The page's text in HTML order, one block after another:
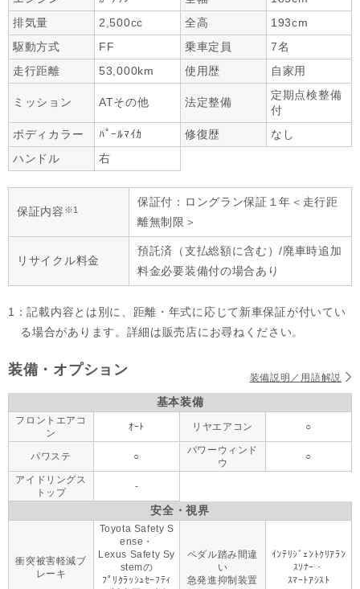
排気量
2,500cc 全高
193cm
駆動方式
FF 乗車定員
7名
走行距離
53,000km 使用歴 自家用
ミッション ATその他 法定整備
定期点検整備
付
ボディカラー
ﾊﾟｰﾙﾏｲｶ 修復歴
なし
ハンドル
右
保証内容 ※1
保証付：ロングラン保証１年＜走行距
離無制限＞
リサイクル料金
預託済（支払総額に含む）/廃車時追加
料金必要装備付の場合あり
1：記載内容とは別に、距離・年式に応じて新車保証が付いてい
る場合があります。詳細は販売店にお尋ねください。
装備・オプション 装備説明／用語解説
基本装備
フロントエアコ
ン
ｵｰﾄ リヤエアコン ○
パワステ ○
パワーウィンド
ウ
○
アイドリングス
トップ
-
安全・視界
衝突被害軽減ブ
レーキ
Toyota Safety S
ense・
Lexus Safety Sy
stemの
ﾌﾟﾘｸﾗｯｼｭｾｰﾌﾃｨ
ペダル踏み間違
い
急発進抑制装置
ｲﾝﾃﾘｼﾞｪﾝﾄｸﾘｱﾗﾝ
ｽｿﾅｰ・
ｽﾏｰﾄｱｼｽﾄ